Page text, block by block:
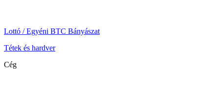
Lottó / Egyéni BTC Bányászat
Tétek és hardver
Cég